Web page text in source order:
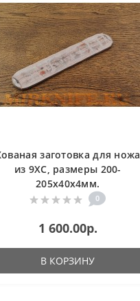
заготовка для ножа
из 9ХС, размеры 200-
205х40х4мм.
0
1 600.00р.
В КОРЗИНУ